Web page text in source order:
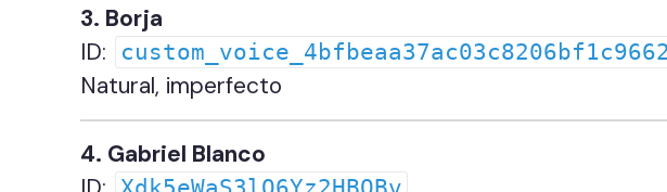
3. Borja
ID:
custom_voice_4bfbeaa37ac03c8206bf1c9662
Natural, imperfecto
4. Gabriel Blanco